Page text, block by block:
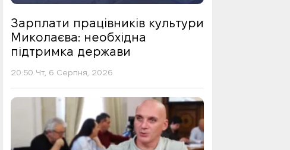
Зарплати працівників культури
Миколаєва: необхідна
підтримка держави
20:50 Чт, 6 Серпня, 2026